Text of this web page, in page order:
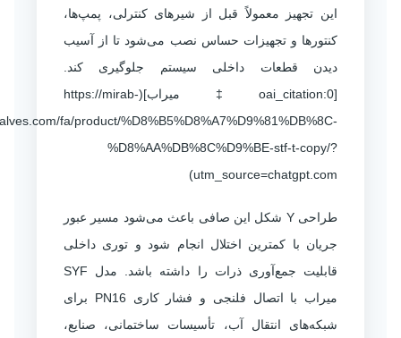
این تجهیز معمولاً قبل از شیرهای کنترلی، پمپ‌ها،
کنتورها و تجهیزات حساس نصب می‌شود تا از آسیب
دیدن قطعات داخلی سیستم جلوگیری کند.
[oai_citation:0‡میراب](https://mirab-
fa/product/%D8%B5%D8%A7%D9%81%DB%8C-
%D8%AA%DB%8C%D9%BE-stf-t-copy/?
utm_source=chatgpt.com)
طراحی Y شکل این صافی باعث می‌شود مسیر عبور
جریان با کمترین اختلال انجام شود و توری داخلی
قابلیت جمع‌آوری ذرات را داشته باشد. مدل SYF
میراب با اتصال فلنجی و فشار کاری PN16 برای
شبکه‌های انتقال آب، تأسیسات ساختمانی، صنایع،